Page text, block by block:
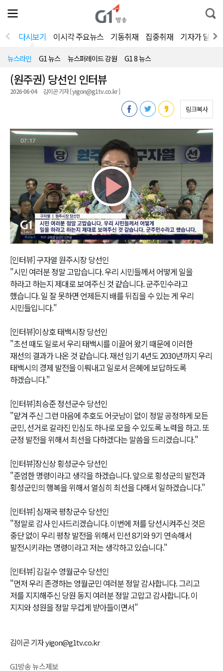
전
체
뉴
열
통
합
색
다시보기 이시각 주요뉴스 기동취재 집중취재 기자가 달려
뉴스라인 G1 뉴스 뉴스퍼레이드 강원 G1 8 뉴스
(원주권) 당선인 인터뷰
2026-06-04 김이곤 기자 [ yigon@g1tv.co.kr ]
링크복사
Play
Video
[인터뷰] 구자열 원주시장 당선인
"시민 여러분 정말 고맙습니다. 우리 시민들께서 어떻게 일을
하라고 하는지 제대로 보여주신 것 같습니다. 군주민수라고
했습니다. 일 잘 못하면 언제든지 배를 뒤집을 수 있는 게 우리
시민들입니다."
[인터뷰]이상호 태백시장 당선인
"초선 때도 일로서 우리 태백시를 이끌어 왔기 때문에 이러한
재선의 결과가 나온 것 같습니다. 재선 임기 4년도 2030년까지 우리
태백시의 경제 발전을 이뤄내고 일로서 은혜에 보답하도록
하겠습니다."
[인터뷰]최승준 정선군수 당선인
"맡겨 주신 그런 마음에 추호도 어긋남이 없이 정말 공정하게 모든
군민, 선거로 갈라진 민심도 하나로 모을 수 있도록 노력을 하고. 또
군정 발전을 위해서 최선을 다하겠다는 말씀을 드리겠습니다."
[인터뷰]장신상 횡성군수 당선인
"준엄한 명령이라고 생각을 하겠습니다. 앞으로 횡성군의 발전과
횡성군민의 행복을 위해서 열심히 최선을 다해서 일하겠습니다."
[인터뷰] 심재국 평창군수 당선인
"정말로 감사 인사드리겠습니다. 이번에 저를 당선시켜주신 것은
중단 없이 우리 평창 발전을 위해서 민선 8기와 9기 연속해서
발전시키라는 명령이라고 저는 생각하고 있습니다."
[인터뷰] 김길수 영월군수 당선인
"먼저 우리 존경하는 영월군민 여러분 정말 감사합니다. 그리고
저를 지지해주신 당원 동지 여러분 정말 고맙고 감사합니다. 이
지지와 성원을 정말 무겁게 받아들이면서"
김이곤 기자 yigon@g1tv.co.kr
G1방송 뉴스제보